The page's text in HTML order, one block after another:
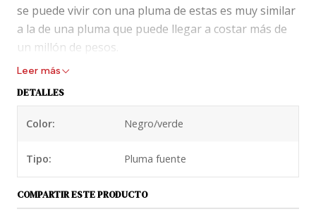
se puede vivir con una pluma de estas es muy similar
a la de una pluma que puede llegar a costar más de
un millón de pesos.
Esta Pelikan Souveran M800 es, una de las piezas
más lujosas que han llegado a Stgopenshop. La
bicolor, es decir algunos sectores del plumín están
rodinados al servicio del diseño y es de tamaño
bastante grande, me atrevería a decir que es un
tamaño similar al gran plumín de acero de la Kaweco
Elite o de la Twsbi vac 700, pero ojo que este es de
Leer más
DETALLES
Color: Negro/verde
Tipo: Pluma fuente
COMPARTIR ESTE PRODUCTO